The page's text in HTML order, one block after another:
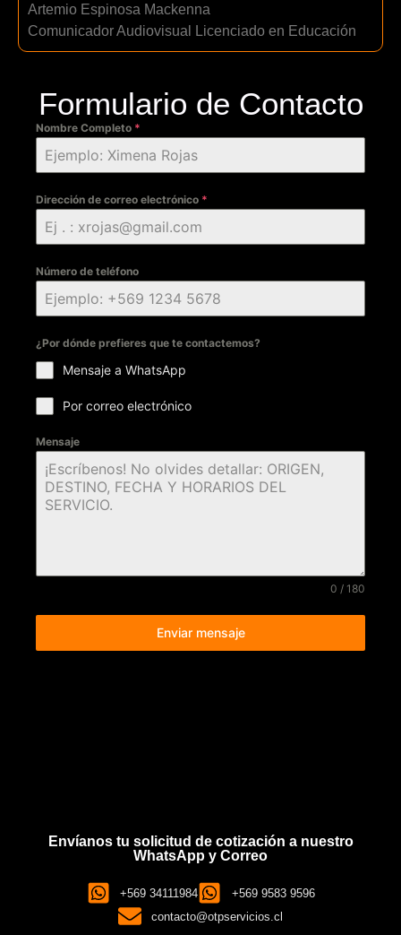
Artemio Espinosa Mackenna
Comunicador Audiovisual Licenciado en Educación
Formulario de Contacto
Nombre Completo *
Dirección de correo electrónico *
Número de teléfono
¿Por dónde prefieres que te contactemos?
Mensaje a WhatsApp
Por correo electrónico
Mensaje
0 / 180
Enviar mensaje
Envíanos tu solicitud de cotización a nuestro
WhatsApp y Correo
+569 34111984
+569 9583 9596
contacto@otpservicios.cl